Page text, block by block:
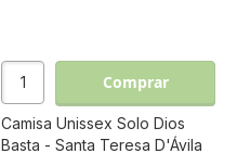
Comprar
Camisa Unissex Solo Dios
Basta - Santa Teresa D'Ávila